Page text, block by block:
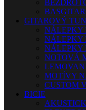
GITAROVÝ
NÁLEPKY
NÁLEPKY
NÁLEPKY
NOTOVÁ
MOTÍVY
CUSTOM
BICIE